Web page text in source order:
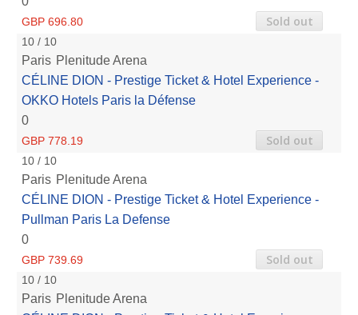
GBP 696.80 Sold out
10 / 10
Paris Plenitude Arena
CÉLINE DION - Prestige Ticket & Hotel Experience -
OKKO Hotels Paris la Défense
0
GBP 778.19 Sold out
10 / 10
Paris Plenitude Arena
CÉLINE DION - Prestige Ticket & Hotel Experience -
Pullman Paris La Defense
0
GBP 739.69 Sold out
10 / 10
Paris Plenitude Arena